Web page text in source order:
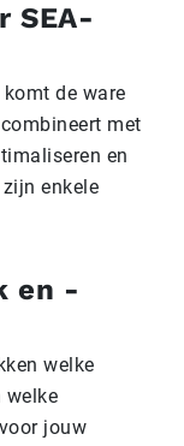
SEA-
de ware
met
en
enkele
en -
welke
welke
jouw